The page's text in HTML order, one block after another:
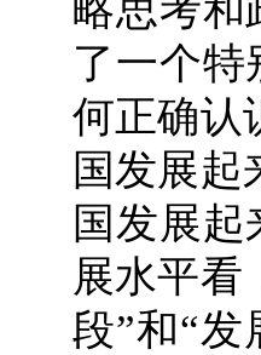
略思考和
了一个
何正确认
国发展起
国发展
展水平看
段”和“